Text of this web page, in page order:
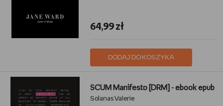
64,99 zł
DODAJ DO KOSZYKA
SCUM Manifesto [DRM] - ebook epub
Solanas Valerie